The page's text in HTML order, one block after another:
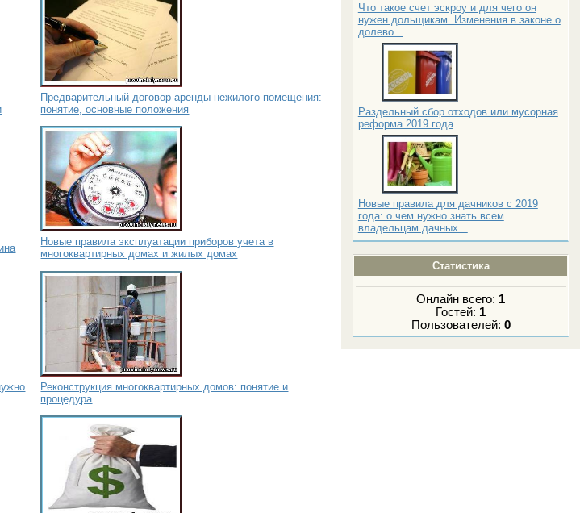
Что такое счет эскроу и для чего он
нужен дольщикам. Изменения в законе о
долево...
Раздельный сбор отходов или мусорная
реформа 2019 года
Новые правила для дачников с 2019
года: о чем нужно знать всем
владельцам дачных...
Статистика
Онлайн всего: 1
Гостей: 1
Пользователей: 0
Предварительный договор аренды нежилого помещения:
понятие, основные положения
Новые правила эксплуатации приборов учета в
многоквартирных домах и жилых домах
Реконструкция многоквартирных домов: понятие и
процедура